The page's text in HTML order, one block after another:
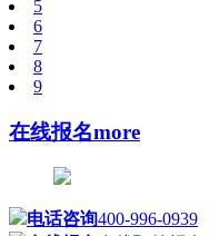
5
6
7
8
9
在线报名more
电话咨询400-996-0939